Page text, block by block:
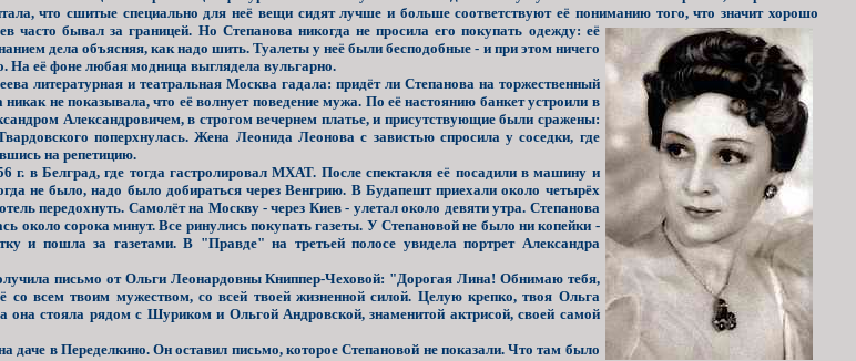
что сшитые специально для неё вещи сидят лучше и больше соответствуют её пониманию того, что значит хорошо
часто бывал за границей. Hо Степанова никогда не просила его покупать одежду: её
дела объясняя, как надо шить. Туалеты у неё были бесподобные - и при этом ничего
На её фоне любая модница выглядела вульгарно.
литературная и театральная Москва гадала: придёт ли Степанова на торжественный
не показывала, что её волнует поведение мужа. По её настоянию банкет устроили в
Александровичем, в строгом вечернем платье, и присутствующие были сражены:
поперхнулась. Жена Леонида Леонова с завистью спросила у соседки, где
на репетицию.
в Белград, где тогда гастролировал МХАТ. После спектакля её посадили в машину и
не было, надо было добираться через Венгрию. В Будапешт приехали около четырёх
передохнуть. Самолёт на Москву - через Киев - улетал около девяти утра. Степанова
около сорока минут. Все ринулись покупать газеты. У Степановой не было ни копейки -
и пошла за газетами. В "Правде" на третьей полосе увидела портрет Александра
письмо от Ольги Леонардовны Книппер-Чеховой: "Дорогая Лина! Обнимаю тебя,
всем твоим мужеством, со всей твоей жизненной силой. Целую крепко, твоя Ольга
стояла рядом с Шуриком и Ольгой Андровской, знаменитой актрисой, своей самой
даче в Переделкино. Он оставил письмо, которое Степановой не показали. Что там было